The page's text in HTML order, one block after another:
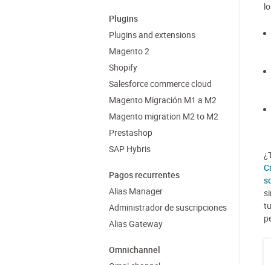
Plugins
Plugins and extensions
Magento 2
Shopify
Salesforce commerce cloud
Magento Migración M1 a M2
Magento migration M2 to M2
Prestashop
SAP Hybris
Pagos recurrentes
Alias Manager
Administrador de suscripciones
Alias Gateway
Omnichannel